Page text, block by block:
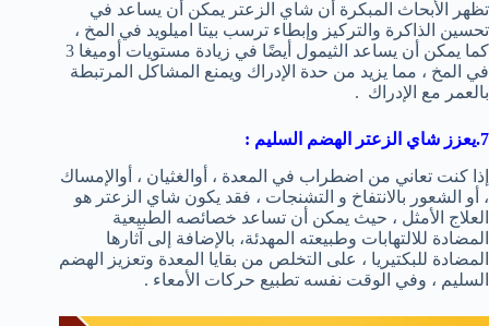
تظهر الأبحاث المبكرة أن شاي الزعتر يمكن أن يساعد في
تحسين الذاكرة والتركيز وإبطاء ترسب بيتا اميلويد في المخ ،
كما يمكن أن يساعد الثيمول أيضًا في زيادة مستويات أوميغا 3
في المخ ، مما يزيد من حدة الإدراك ويمنع المشاكل المرتبطة
بالعمر مع الإدراك .
7.يعزز شاي الزعتر الهضم السليم :
إذا كنت تعاني من اضطراب في المعدة ، أوالغثيان ، أوالإمساك
، أو الشعور بالانتفاخ و التشنجات ، فقد يكون شاي الزعتر هو
العلاج الأمثل ، حيث يمكن أن تساعد خصائصه الطبيعية
المضادة للالتهابات وطبيعته المهدئة، بالإضافة إلى آثارها
المضادة للبكتيريا ، على التخلص من بقايا المعدة وتعزيز الهضم
السليم ، وفي الوقت نفسه تطبيع حركات الأمعاء .